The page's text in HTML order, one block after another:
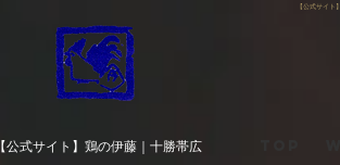
【公式サイ
【公式サイト】鶏の伊藤｜十勝帯広